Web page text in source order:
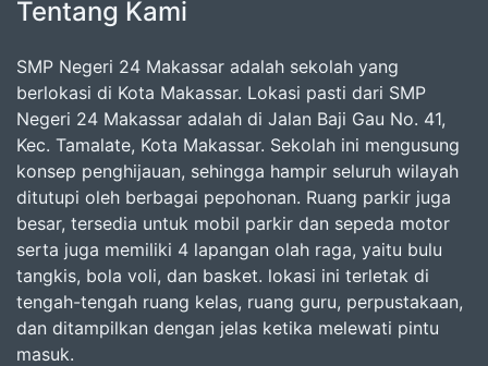
Tentang Kami
SMP Negeri 24 Makassar adalah sekolah yang
berlokasi di Kota Makassar. Lokasi pasti dari SMP
Negeri 24 Makassar adalah di Jalan Baji Gau No. 41,
Kec. Tamalate, Kota Makassar. Sekolah ini mengusung
konsep penghijauan, sehingga hampir seluruh wilayah
ditutupi oleh berbagai pepohonan. Ruang parkir juga
besar, tersedia untuk mobil parkir dan sepeda motor
serta juga memiliki 4 lapangan olah raga, yaitu bulu
tangkis, bola voli, dan basket. lokasi ini terletak di
tengah-tengah ruang kelas, ruang guru, perpustakaan,
dan ditampilkan dengan jelas ketika melewati pintu
masuk.